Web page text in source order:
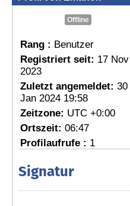
Offline
Rang : Benutzer
Registriert seit: 17 Nov
2023
Zuletzt angemeldet: 30
Jan 2024 19:58
Zeitzone: UTC +0:00
Ortszeit: 06:47
Profilaufrufe : 1
Signatur